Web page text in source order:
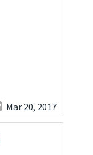
Mar 20, 2017